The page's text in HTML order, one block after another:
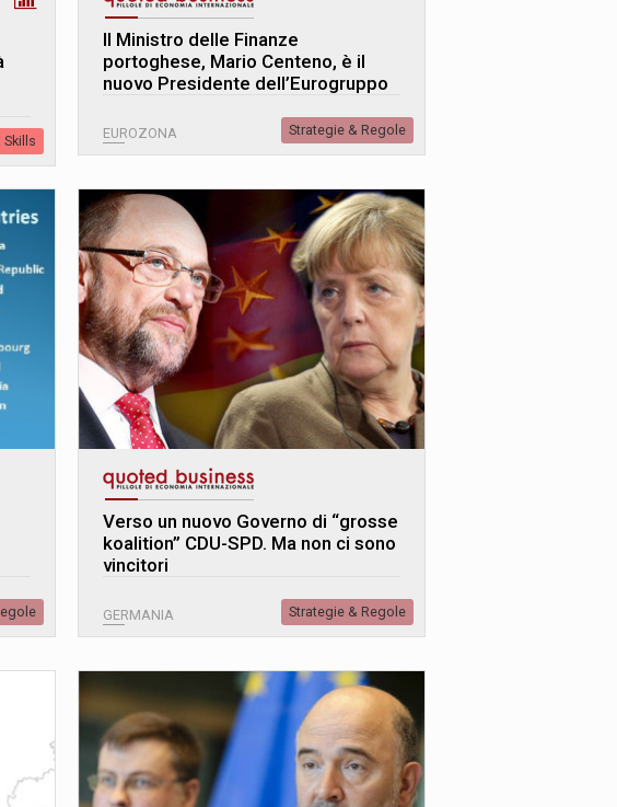
Il Ministro delle Finanze
portoghese, Mario Centeno, è il
nuovo Presidente dell’Eurogruppo
EUROZONA Strategie & Regole
Verso un nuovo Governo di “grosse
koalition” CDU-SPD. Ma non ci sono
vincitori
GERMANIA Strategie & Regole